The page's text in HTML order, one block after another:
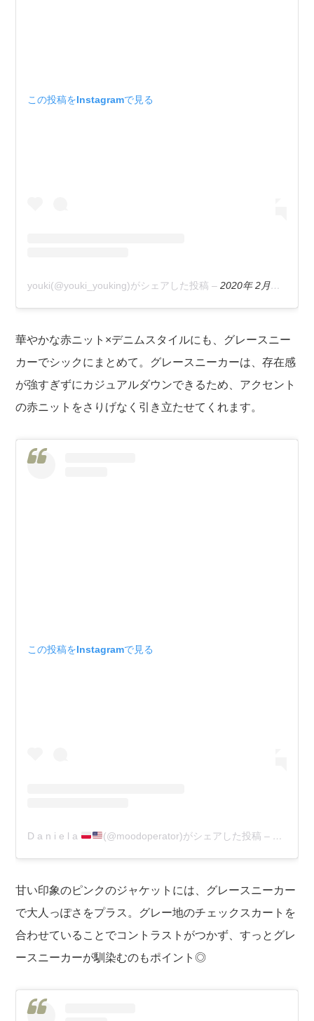
この投稿をInstagramで見る
youki(@youki_youking)がシェアした投稿 –2020年 2月月16日午後9時36分PST
華やかな赤ニット×デニムスタイルにも、グレースニー
カーでシックにまとめて。グレースニーカーは、存在感
が強すぎずにカジュアルダウンできるため、アクセント
の赤ニットをさりげなく引き立たせてくれます。
この投稿をInstagramで見る
D a n i e l a (@moodoperator)がシェアした投稿 – 2017年
甘い印象のピンクのジャケットには、グレースニーカー
で大人っぽさをプラス。グレー地のチェックスカートを
合わせていることでコントラストがつかず、すっとグレ
ースニーカーが馴染むのもポイント◎